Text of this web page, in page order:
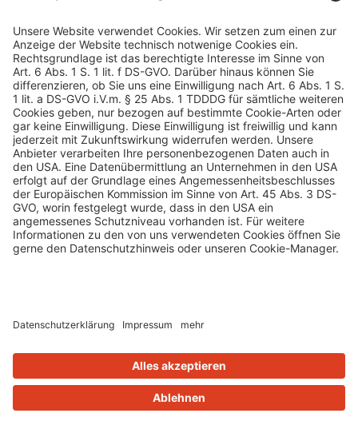
Die Nerobiker Kids bedanken sich herzlich
beim Bürgerdienst Lepper e. V. für die
großzügige Spende
« 1 2 3 4 5
…
31
»